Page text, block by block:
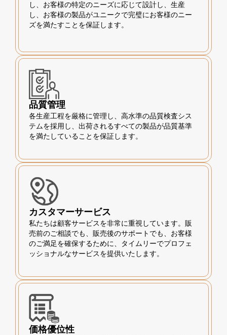
し、お客様の特定のニーズに応じて設計し、生産
し、お客様の製品がユニークで完璧にお客様のニー
ズを満たすことを保証します。
品質管理
各生産工程を厳格に管理し、高水準の品質検査シス
テムを採用し、出荷されるすべての製品が品質基準
を満たしていることを保証します。
カスタマーサービス
私たちは顧客サービスを非常に重視しています。販
売前のご相談でも、販売後のサポートでも、お客様
のご満足を確保するために、タイムリーでプロフェ
ッショナルなサービスを提供いたします。
価格優位性